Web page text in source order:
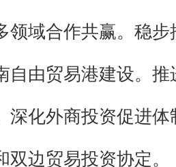
领域合作共赢。稳
自由贸易港建设。
化外商投资促进
边贸易投资协定。